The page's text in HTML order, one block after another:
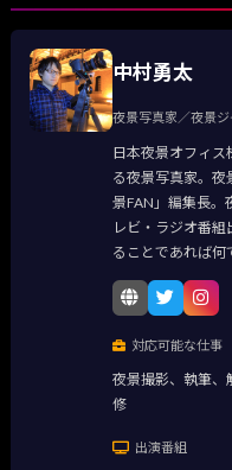
中村勇太
夜景写真家／夜景ジ
日本夜景オフィ
る夜景写真家。
景FAN」編集長。
レビ・ラジオ番
ることであれば何
対応可能な仕事
夜景撮影、執筆、
修
出演番組